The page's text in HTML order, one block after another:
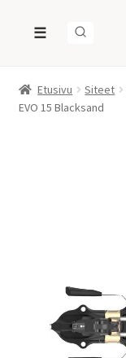
☰
Etusivu Siteet
EVO 15 Blacksand